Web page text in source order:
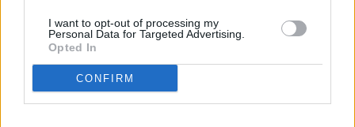
I want to opt-out of processing my
Personal Data for Targeted Advertising.
Opted In
CONFIRM